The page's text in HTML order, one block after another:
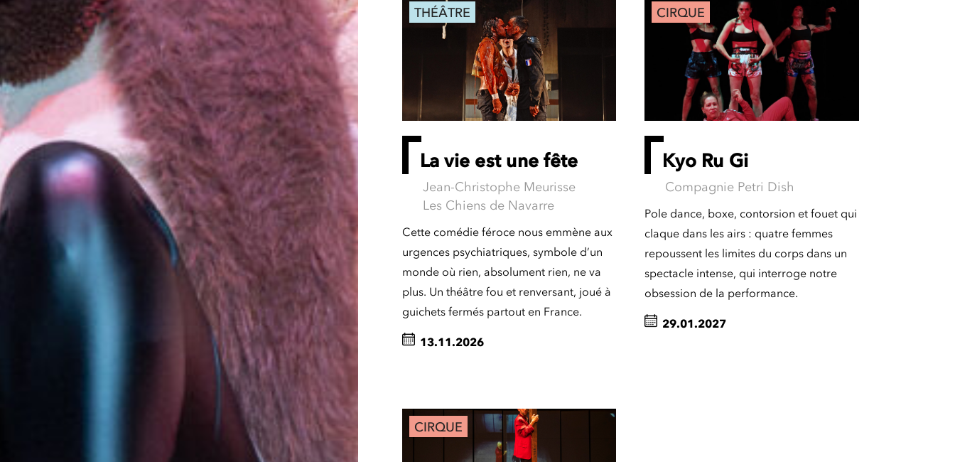
THÉÂTRE
La vie est une fête
Jean-Christophe Meurisse
Les Chiens de Navarre
Cette comédie féroce nous emmène aux
urgences psychiatriques, symbole d’un
monde où rien, absolument rien, ne va
plus. Un théâtre fou et renversant, joué à
guichets fermés partout en France.
13.11.2026
CIRQUE
Kyo Ru Gi
Compagnie Petri Dish
Pole dance, boxe, contorsion et fouet qui
claque dans les airs : quatre femmes
repoussent les limites du corps dans un
spectacle intense, qui interroge notre
obsession de la performance.
29.01.2027
CIRQUE